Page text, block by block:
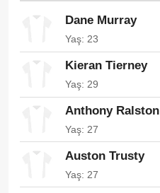
Dane Murray
Yaş: 23
Kieran Tierney
Yaş: 29
Anthony Ralston
Yaş: 27
Auston Trusty
Yaş: 27